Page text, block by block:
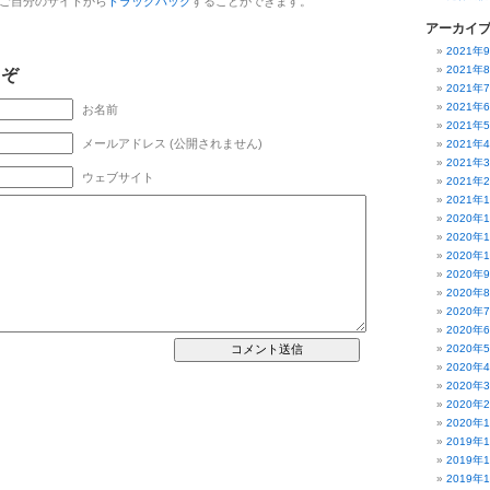
お名前
メールアドレス (公開されません)
ウェブサイト
アーカイブ
2021年9
2021年8
2021年7
2021年6
2021年5
2021年4
2021年3
2021年2
2021年1
2020年
2020年
2020年
2020年9
2020年8
2020年7
2020年6
2020年5
2020年4
2020年3
2020年2
2020年1
2019年
2019年
2019年